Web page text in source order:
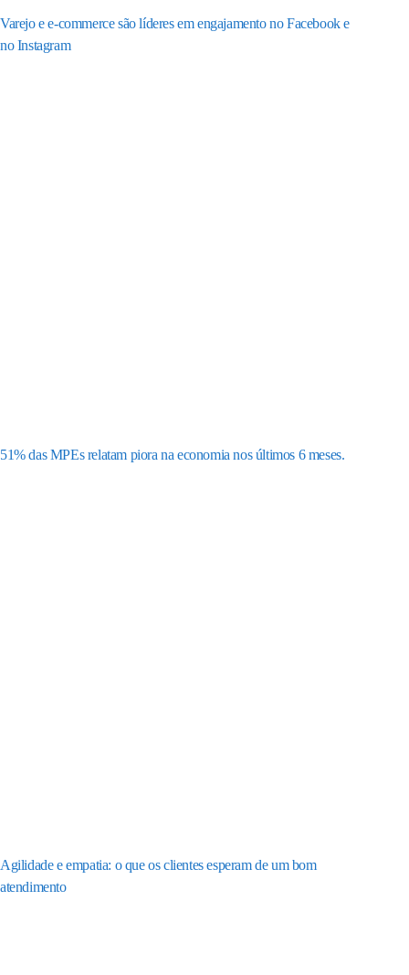
Varejo e e-commerce são líderes em engajamento no Facebook e
no Instagram
51% das MPEs relatam piora na economia nos últimos 6 meses.
Agilidade e empatia: o que os clientes esperam de um bom
atendimento